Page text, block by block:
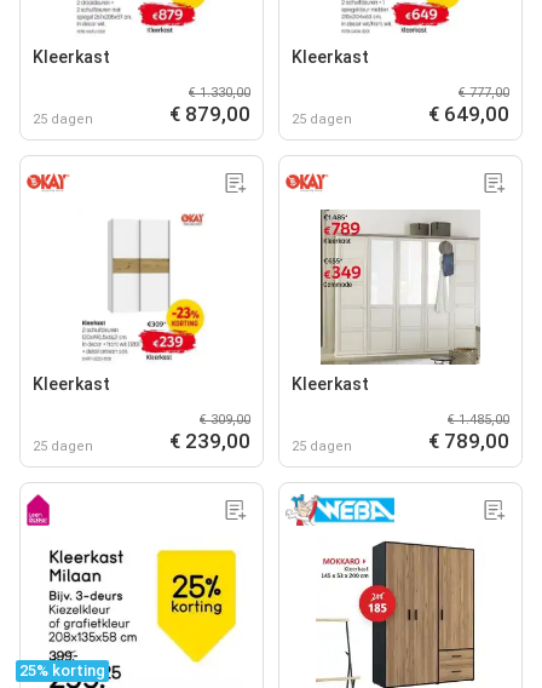
Kleerkast
25 dagen
€ 1.330,00
€ 879,00
Kleerkast
25 dagen
€ 777,00
€ 649,00
Kleerkast
25 dagen
€ 309,00
€ 239,00
Kleerkast
25 dagen
€ 1.485,00
€ 789,00
25% korting